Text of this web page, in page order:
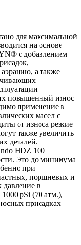
для максимальной
на основе
с добавлением
а также
повышенный износ
применение в
масел с
от износа резкие
также увеличить
деталей.
HDZ 100
Это до минимума
при
поршневых и
давление в
pSi (70 атм.),
присадках